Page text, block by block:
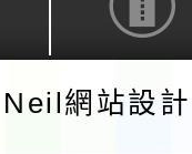
網站設